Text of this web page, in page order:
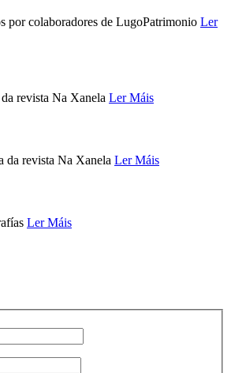
por colaboradores de LugoPatrimonio Ler
revista Na Xanela Ler Máis
da revista Na Xanela Ler Máis
Ler Máis